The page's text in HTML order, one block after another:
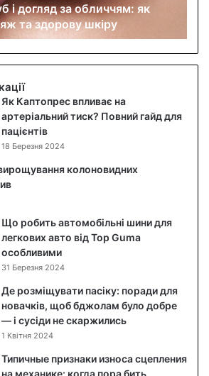
і догляд за обличчям: як
та здорову шкіру
Як Каптопрес впливає на
артеріальний тиск? Повний гайд для
пацієнтів
18 Березня 2024
колоновидних
Що робить автомобільні шини для
легкових авто від Top Guma
особливими
31 Березня 2024
Де розміщувати пасіку: поради для
новачків, щоб бджолам було добре
— і сусіди не скаржились
1 Квітня 2024
Типичные признаки износа сцепления
на механике: когда пора бить